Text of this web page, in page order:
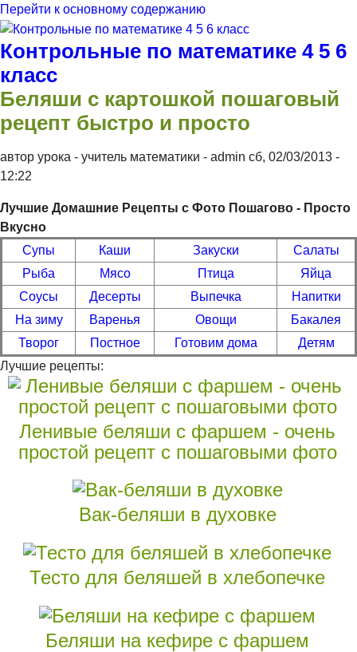
Перейти к основному содержанию
Контрольные по математике 4 5 6
класс
Беляши с картошкой пошаговый
рецепт быстро и просто
автор урока - учитель математики - admin сб, 02/03/2013 -
12:22
Лучшие Домашние Рецепты с Фото Пошагово - Просто
Вкусно
Супы
Каши Закуски
Салаты
Рыба
Мясо Птица
Яйца
Соусы
Десерты Выпечка
Напитки
На зиму
Варенья Овощи
Бакалея
Творог
Постное Готовим дома
Детям
Лучшие рецепты:
Ленивые беляши с фаршем - очень
простой рецепт с пошаговыми фото
Вак-беляши в духовке
Тесто для беляшей в хлебопечке
Беляши на кефире с фаршем